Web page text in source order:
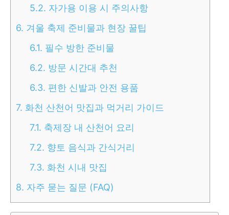
5.2. 자가용 이용 시 주의사항
6. 겨울 축제 준비물과 현장 꿀팁
6.1. 필수 방한 준비물
6.2. 방문 시간대 추천
6.3. 편한 신발과 안전 용품
7. 화천 산천어 맛집과 먹거리 가이드
7.1. 축제장 내 산천어 요리
7.2. 향토 음식과 간식거리
7.3. 화천 시내 맛집
8. 자주 묻는 질문 (FAQ)